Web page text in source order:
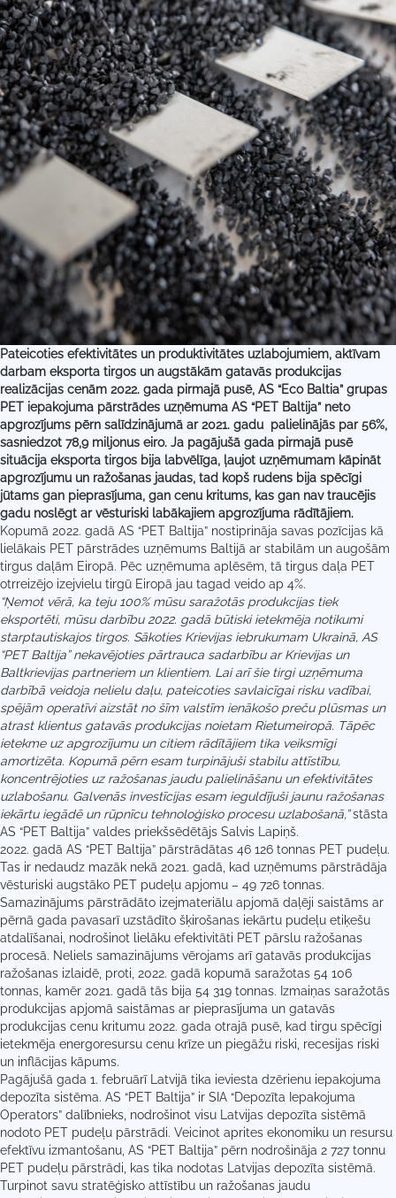
Pateicoties efektivitātes un produktivitātes uzlabojumiem, aktīvam
darbam eksporta tirgos un augstākām gatavās produkcijas
realizācijas cenām 2022. gada pirmajā pusē, AS “Eco Baltia” grupas
PET iepakojuma pārstrādes uzņēmuma AS “PET Baltija” neto
apgrozījums pērn salīdzinājumā ar 2021. gadu palielinājās par 56%,
sasniedzot 78,9 miljonus eiro. Ja pagājušā gada pirmajā pusē
situācija eksporta tirgos bija labvēlīga, ļaujot uzņēmumam kāpināt
apgrozījumu un ražošanas jaudas, tad kopš rudens bija spēcīgi
jūtams gan pieprasījuma, gan cenu kritums, kas gan nav traucējis
gadu noslēgt ar vēsturiski labākajiem apgrozījuma rādītājiem.
Kopumā 2022. gadā AS “PET Baltija” nostiprināja savas pozīcijas kā
lielākais PET pārstrādes uzņēmums Baltijā ar stabilām un augošām
tirgus daļām Eiropā. Pēc uzņēmuma aplēsēm, tā tirgus daļa PET
otrreizējo izejvielu tirgū Eiropā jau tagad veido ap 4%.
“Ņemot vērā, ka teju 100% mūsu saražotās produkcijas tiek
eksportēti, mūsu darbību 2022. gadā būtiski ietekmēja notikumi
starptautiskajos tirgos. Sākoties Krievijas iebrukumam Ukrainā, AS
“PET Baltija” nekavējoties pārtrauca sadarbību ar Krievijas un
Baltkrievijas partneriem un klientiem. Lai arī šie tirgi uzņēmuma
darbībā veidoja nelielu daļu, pateicoties savlaicīgai risku vadībai,
spējām operatīvi aizstāt no šīm valstīm ienākošo preču plūsmas un
atrast klientus gatavās produkcijas noietam Rietumeiropā. Tāpēc
ietekme uz apgrozījumu un citiem rādītājiem tika veiksmīgi
amortizēta. Kopumā pērn esam turpinājuši stabilu attīstību,
koncentrējoties uz ražošanas jaudu palielināšanu un efektivitātes
uzlabošanu. Galvenās investīcijas esam ieguldījuši jaunu ražošanas
iekārtu iegādē un rūpnīcu tehnoloģisko procesu uzlabošanā,”stāsta
AS “PET Baltija” valdes priekšsēdētājs Salvis Lapiņš.
2022. gadā AS “PET Baltija” pārstrādātas 46 126 tonnas PET pudeļu.
Tas ir nedaudz mazāk nekā 2021. gadā, kad uzņēmums pārstrādāja
vēsturiski augstāko PET pudeļu apjomu – 49 726 tonnas.
Samazinājums pārstrādāto izejmateriālu apjomā daļēji saistāms ar
pērnā gada pavasarī uzstādīto šķirošanas iekārtu pudeļu etiķešu
atdalīšanai, nodrošinot lielāku efektivitāti PET pārslu ražošanas
procesā. Neliels samazinājums vērojams arī gatavās produkcijas
ražošanas izlaidē, proti, 2022. gadā kopumā saražotas 54 106
tonnas, kamēr 2021. gadā tās bija 54 319 tonnas. Izmaiņas saražotās
produkcijas apjomā saistāmas ar pieprasījuma un gatavās
produkcijas cenu kritumu 2022. gada otrajā pusē, kad tirgu spēcīgi
ietekmēja energoresursu cenu krīze un piegāžu riski, recesijas riski
un inflācijas kāpums.
Pagājušā gada 1. februārī Latvijā tika ieviesta dzērienu iepakojuma
depozīta sistēma. AS “PET Baltija” ir SIA “Depozīta Iepakojuma
Operators” dalībnieks, nodrošinot visu Latvijas depozīta sistēmā
nodoto PET pudeļu pārstrādi. Veicinot aprites ekonomiku un resursu
efektīvu izmantošanu, AS “PET Baltija” pērn nodrošināja 2 727 tonnu
PET pudeļu pārstrādi, kas tika nodotas Latvijas depozīta sistēmā.
Turpinot savu stratēģisko attīstību un ražošanas jaudu